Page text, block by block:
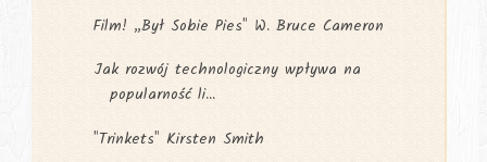
Film! „Był Sobie Pies" W. Bruce Cameron
Jak rozwój technologiczny wpływa na
popularność li...
"Trinkets" Kirsten Smith